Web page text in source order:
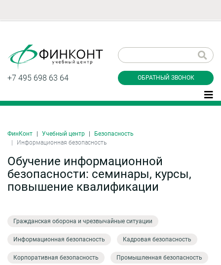
+7 495 698 63 64 ОБРАТНЫЙ ЗВОНОК
ФинКонт Учебный центр
Безопасность
Информационная безопасность
Обучение информационной
безопасности: семинары, курсы,
повышение квалификации
Гражданская оборона и чрезвычайные ситуации
Информационная безопасность Кадровая безопасность
Корпоративная безопасность Промышленная безопасность
звонок
Даю согласие на обработку персональных
данные и соглашаюсь с
конфиденциальности